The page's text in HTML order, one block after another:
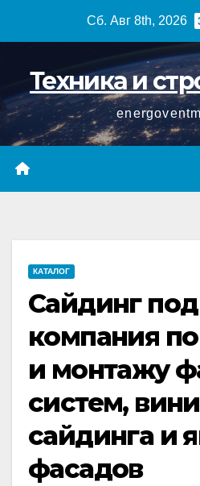
Сб. Авг 8th, 2026
Техника и
КАТАЛОГ
Сайдинг
компания
и монтажу
систем,
сайдинга и
фасадов